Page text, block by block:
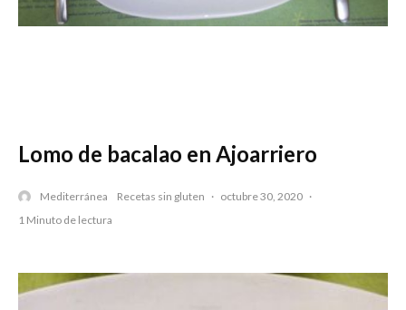
Lomo de bacalao en Ajoarriero
Mediterránea Recetas sin gluten · octubre 30, 2020 ·
1 Minuto de lectura